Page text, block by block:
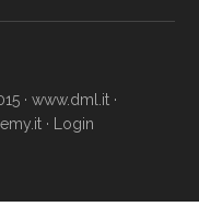
· www.dml.it ·
· Login